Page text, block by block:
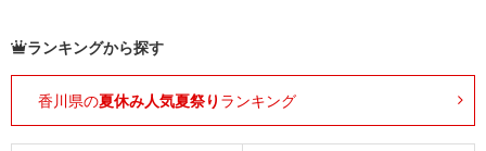
ランキングから探す
香川県の夏休み人気夏祭り ランキング